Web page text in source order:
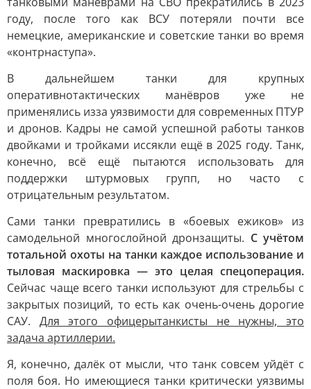
году, после того как ВСУ потеряли почти все
немецкие, американские и советские танки во время
«контрнаступа».
В дальнейшем танки для крупных
оперативнотактических манёвров уже не
применялись изза уязвимости для современных ПТУР
и дронов. Кадры не самой успешной работы танков
двойками и тройками иссякли ещё в 2025 году. Танк,
конечно, всё ещё пытаются использовать для
поддержки штурмовых групп, но часто с
отрицательным результатом.
Сами танки превратились в «боевых ежиков» из
самодельной многослойной дронзащиты. С учётом
тотальной охоты на танки каждое использование и
тыловая маскировка — это целая спецоперация.
Сейчас чаще всего танки используют для стрельбы с
закрытых позиций, то есть как очень-очень дорогие
САУ. Для этого офицерытанкисты не нужны, это
задача артиллерии.
Я, конечно, далёк от мысли, что танк совсем уйдёт с
поля боя. Но имеющиеся танки критически уязвимы